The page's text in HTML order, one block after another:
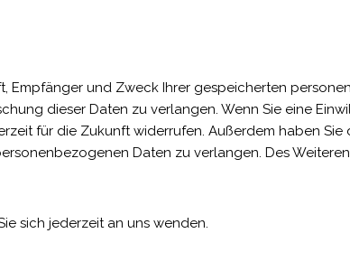
Empfänger und Zweck Ihrer gespeicherten
dieser Daten zu verlangen. Wenn Sie eine
für die Zukunft widerrufen. Außerdem haben Sie
Daten zu verlangen. Des
sich jederzeit an uns wenden.